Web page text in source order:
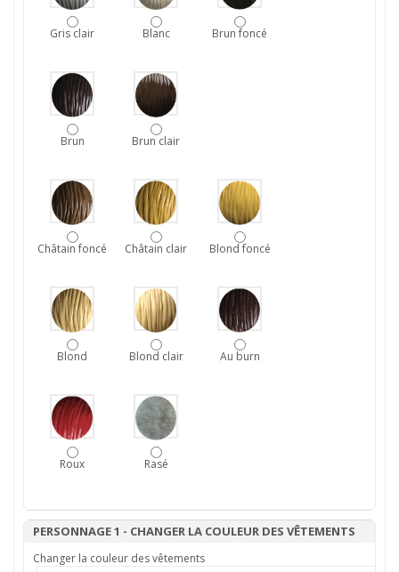
Gris clair Blanc Brun foncé
Brun Brun clair
Châtain foncé Châtain clair Blond foncé
Blond Blond clair Au burn
Roux Rasé
PERSONNAGE 1 - CHANGER LA COULEUR DES VÊTEMENTS
Changer la couleur des vêtements